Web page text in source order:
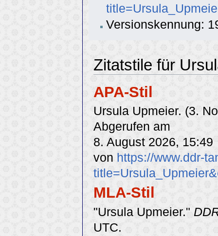
Versionskennung:
Zitatstile für
APA-Stil
Ursula Upmeier. (3.
Abgerufen am
8. August 2026, 15:49
von https://www.ddr-
MLA-Stil
"Ursula Upmeier."
UTC.